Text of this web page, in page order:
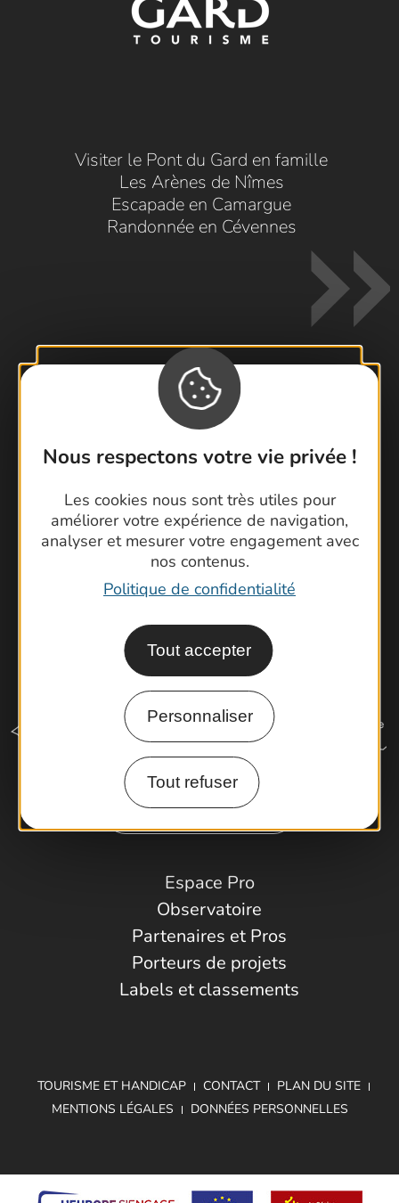
Nous respectons votre vie privée !
Les cookies nous sont très utiles pour
améliorer votre expérience de navigation,
analyser et mesurer votre engagement avec
nos contenus.
Politique de confidentialité
Tout accepter
Personnaliser
Tout refuser
Visiter le Pont du Gard en famille
Les Arènes de Nîmes
Escapade en Camargue
Randonnée en Cévennes
Contactez-nous !
Brochures
Cartoguides et Topoguides
Latitude Gard
Comment venir ?
Espace Pro
Observatoire
Partenaires et Pros
Porteurs de projets
Labels et classements
TOURISME ET HANDICAP CONTACT
PLAN DU SITE
MENTIONS LÉGALES
DONNÉES PERSONNELLES